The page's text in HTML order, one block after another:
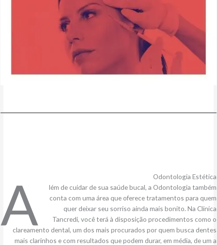
Odontologia Estética
A
lém de cuidar de sua saúde bucal, a Odontologia também
conta com uma área que oferece tratamentos para quem
quer deixar seu sorriso ainda mais bonito. Na Clínica
Tancredi, você terá à disposição procedimentos como o
clareamento dental, um dos mais procurados por quem busca dentes
mais clarinhos e com resultados que podem durar, em média, de um a